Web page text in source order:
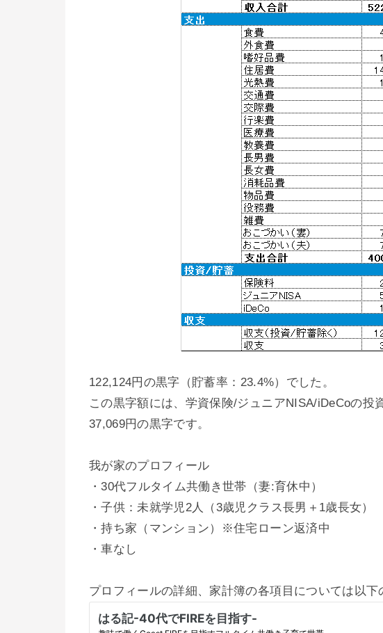
122,124円の黒字（貯蓄率：23.4%）でした。
この黒字額には、学資保険/ジュニアNISA/iDeCoの投
37,069円の黒字です。
我が家のプロフィール
・30代フルタイム共働き世帯（妻:育休中）
・子供：未就学児2人（3歳児クラス長男＋1歳長女）
・持ち家（マンション）※住宅ローン返済中
・車なし
プロフィールの詳細、家計簿の各項目については以下